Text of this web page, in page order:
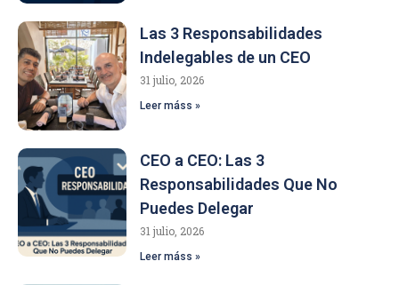
Las 3 Responsabilidades
Indelegables de un CEO
31 julio, 2026
Leer máss »
CEO a CEO: Las 3
Responsabilidades Que No
Puedes Delegar
31 julio, 2026
Leer máss »